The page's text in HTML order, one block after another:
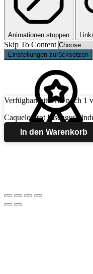
Animationen stoppen
Skip To Content
Einstellungen zurücksetzen
Verfügbarkeit: Nur noch 1
Caquelon rot Eisenguss
In den Warenkorb